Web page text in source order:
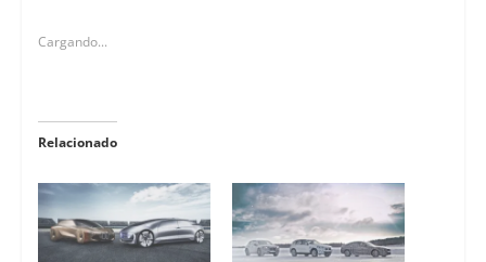
Cargando...
Relacionado